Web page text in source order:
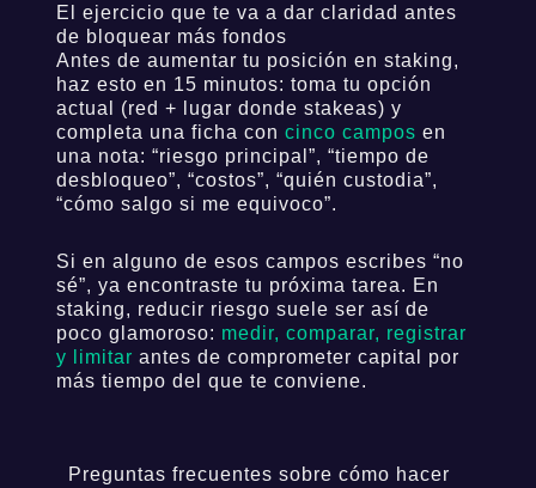
El ejercicio que te va a dar claridad antes
de bloquear más fondos
Antes de aumentar tu posición en staking,
haz esto en 15 minutos: toma tu opción
actual (red + lugar donde stakeas) y
completa una ficha con cinco campos en
una nota: “riesgo principal”, “tiempo de
desbloqueo”, “costos”, “quién custodia”,
“cómo salgo si me equivoco”.
Si en alguno de esos campos escribes “no
sé”, ya encontraste tu próxima tarea. En
staking, reducir riesgo suele ser así de
poco glamoroso: medir, comparar, registrar
y limitar antes de comprometer capital por
más tiempo del que te conviene.
Preguntas frecuentes sobre cómo hacer